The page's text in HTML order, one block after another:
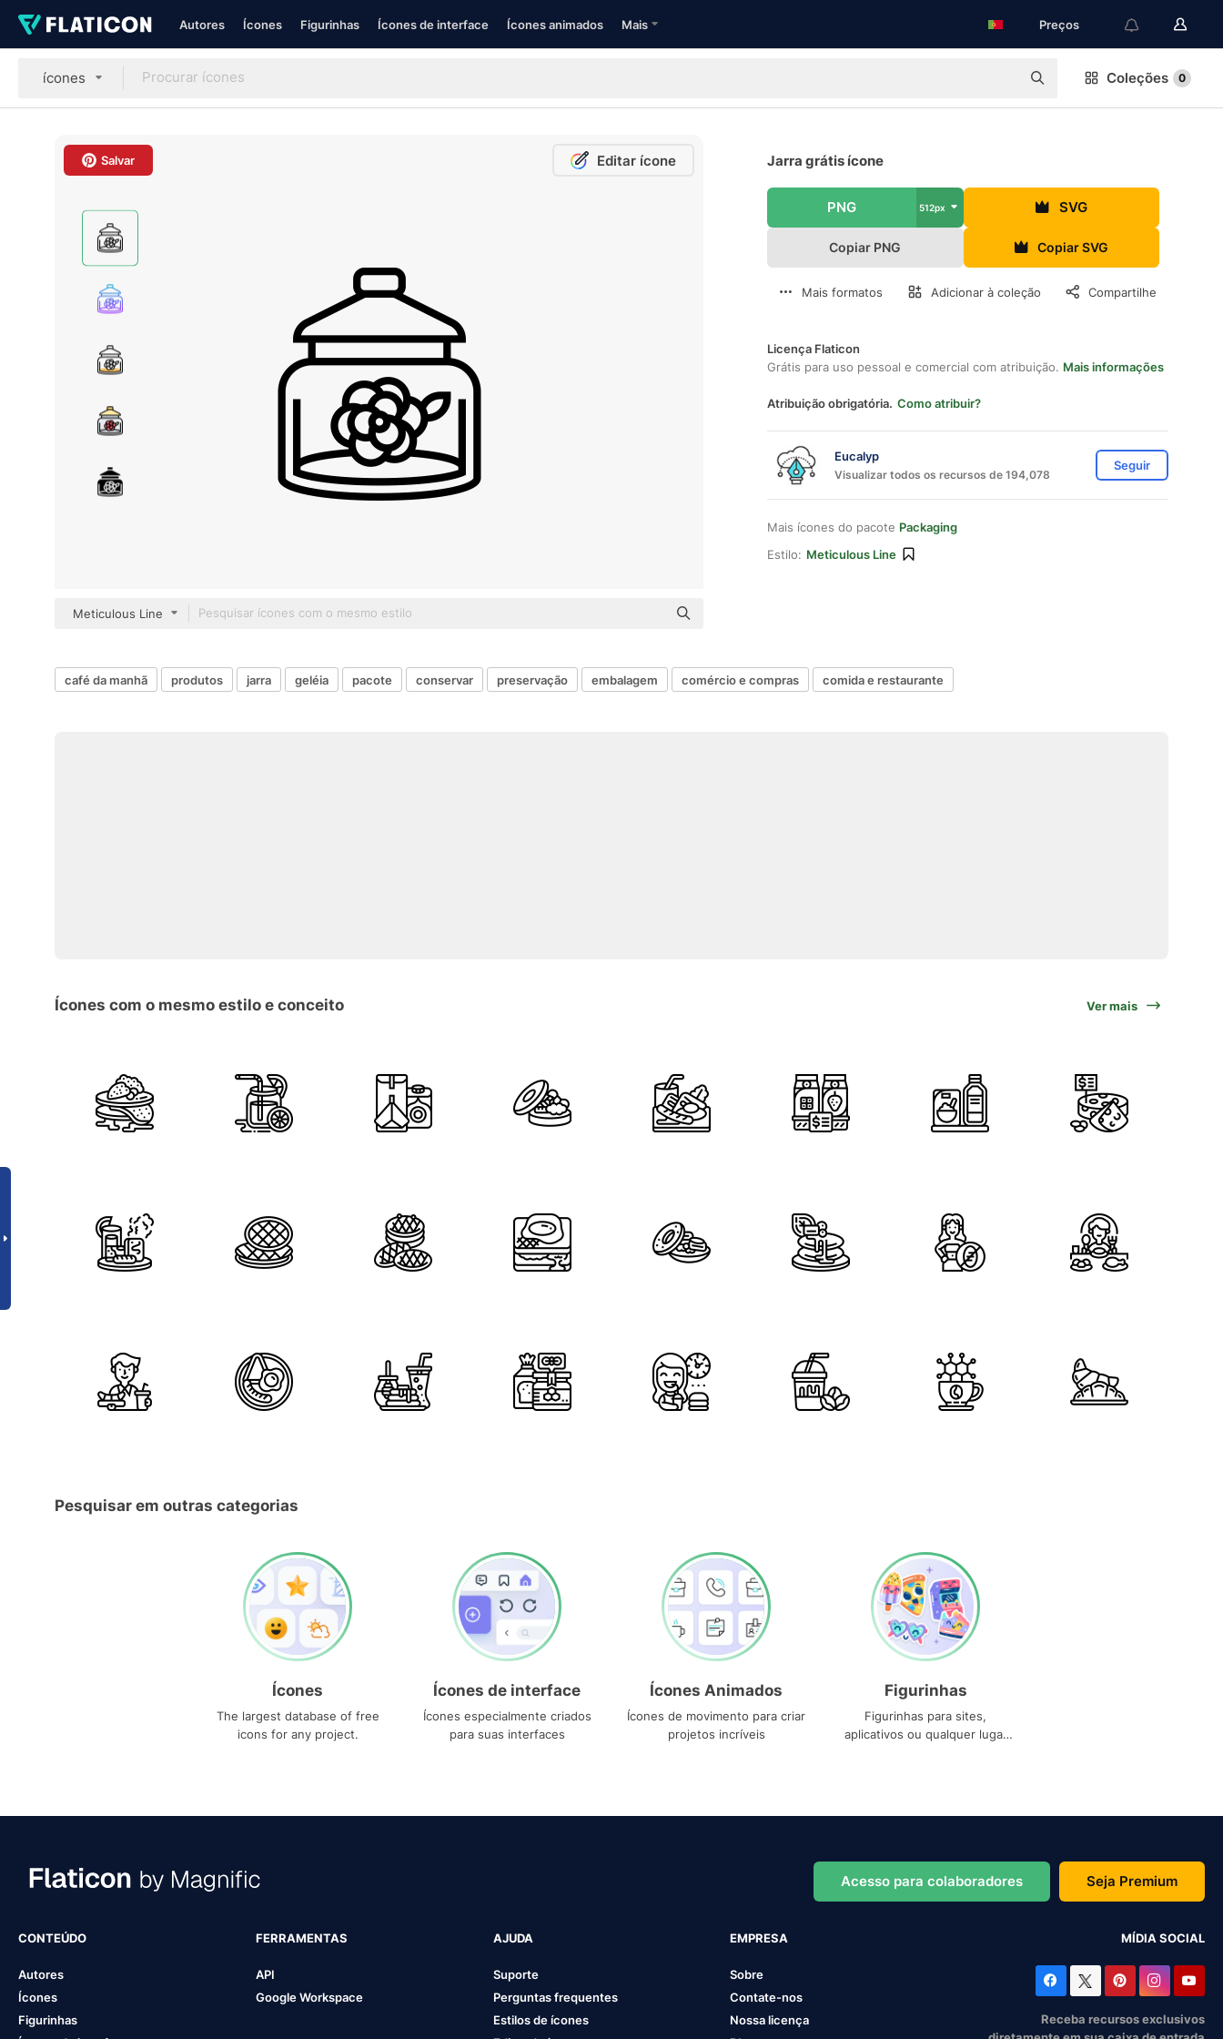
Autores Ícones Figurinhas Ícones de interface Ícones animados Mais Preços
ícones Coleções 0
Salvar Editar ícone
Meticulous Line
Jarra grátis ícone
PNG 512px SVG
Copiar PNG Copiar SVG
Mais formatos Adicionar à coleção Compartilhe
Licença Flaticon
Grátis para uso pessoal e comercial com atribuição. Mais informações
Atribuição obrigatória. Como atribuir?
Eucalyp
Visualizar todos os recursos de 194,078
Seguir
Mais ícones do pacote Packaging
Estilo: Meticulous Line
café da manhã produtos jarra geléia pacote conservar preservação embalagem comércio e compras comida e restaurante
Ícones com o mesmo estilo e conceito Ver mais
Pesquisar em outras categorias
Ícones
The largest database of free
icons for any project.
Ícones de interface
Ícones especialmente criados
para suas interfaces
Ícones Animados
Ícones de movimento para criar
projetos incríveis
Figurinhas
Figurinhas para sites,
aplicativos ou qualquer lugar
Acesso para colaboradores Seja Premium
CONTEÚDO
Autores
Ícones
Figurinhas
FERRAMENTAS
API
Google Workspace
AJUDA
Suporte
Perguntas frequentes
Estilos de ícones
EMPRESA
Sobre
Contate-nos
Nossa licença
MÍDIA SOCIAL
Receba recursos exclusivos